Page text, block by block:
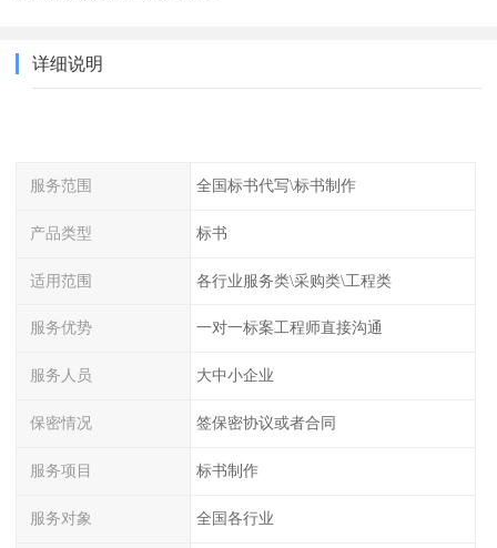
详细说明
服务范围 全国标书代写\标书制作
产品类型 标书
适用范围 各行业服务类\采购类\工程类
服务优势 一对一标案工程师直接沟通
服务人员 大中小企业
保密情况 签保密协议或者合同
服务项目 标书制作
服务对象 全国各行业